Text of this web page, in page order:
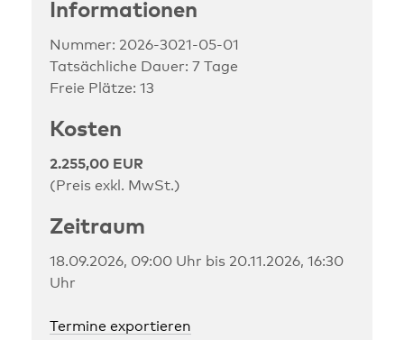
Informationen
Nummer: 2026-3021-05-01
Tatsächliche Dauer: 7 Tage
Freie Plätze: 13
Kosten
2.255,00 EUR
(Preis exkl. MwSt.)
Zeitraum
18.09.2026, 09:00 Uhr bis 20.11.2026, 16:30
Uhr
Termine exportieren